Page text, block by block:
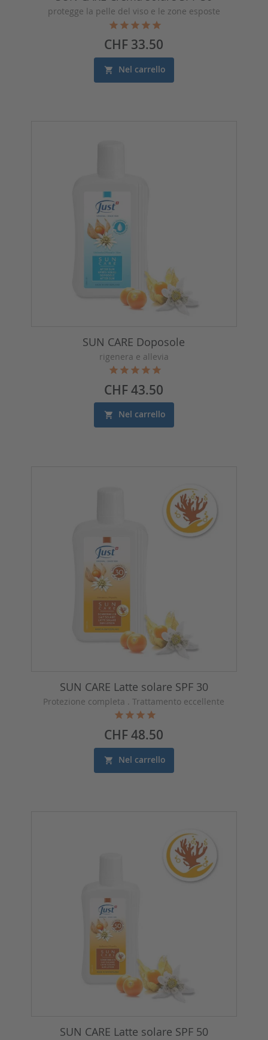
protegge la pelle del viso e le zone esposte
Prezzo
CHF 33.50
Nel carrello
SUN CARE Doposole
rigenera e allevia
Prezzo
CHF 43.50
Nel carrello
SUN CARE Latte solare SPF 30
Protezione completa . Trattamento eccellente
Prezzo
CHF 48.50
Nel carrello
SUN CARE Latte solare SPF 50